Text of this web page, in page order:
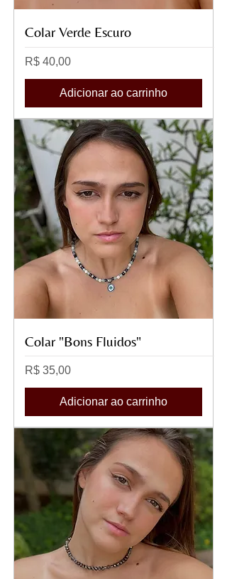
Colar Verde Escuro
Preço
R$ 40,00
Adicionar ao carrinho
Colar "Bons Fluidos"
Preço
R$ 35,00
Adicionar ao carrinho